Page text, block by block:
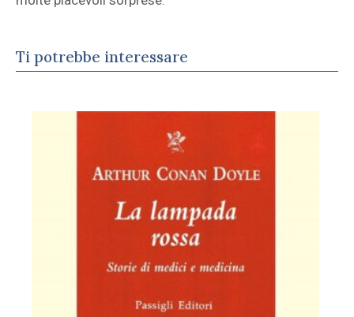
Ti potrebbe interessare